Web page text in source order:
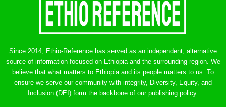
Since 2014, Ethio-Reference has served as an independent, alternative
source of information focused on Ethiopia and the surrounding region. We
believe that what matters to Ethiopia and its people matters to us. To
ensure we serve our community with integrity, Diversity, Equity, and
Inclusion (DEI) form the backbone of our publishing policy.